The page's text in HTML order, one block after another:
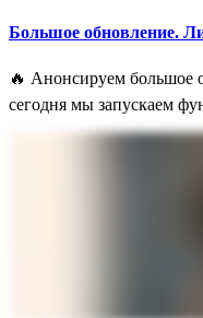
Большое обновление.
🔥 Анонсируем большое
сегодня мы запускаем